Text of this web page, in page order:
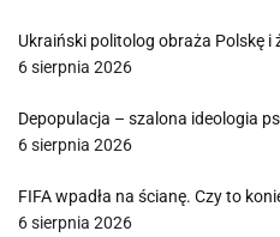
Ukraiński politolog obraża Polskę i
6 sierpnia 2026
Depopulacja – szalona ideologia
6 sierpnia 2026
FIFA wpadła na ścianę. Czy to
6 sierpnia 2026